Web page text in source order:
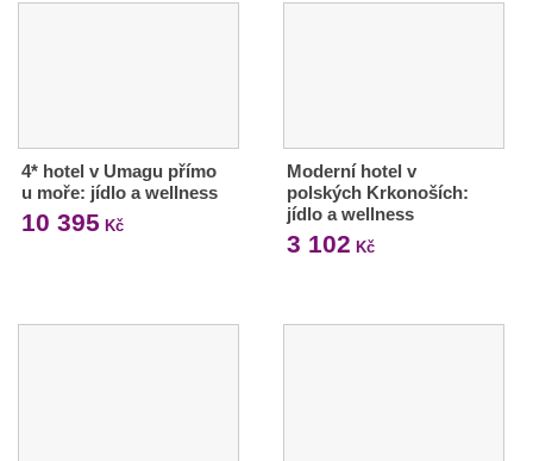
4* hotel v Umagu přímo
u moře: jídlo a wellness
10 395 Kč
Moderní hotel v
polských Krkonoších:
jídlo a wellness
3 102 Kč